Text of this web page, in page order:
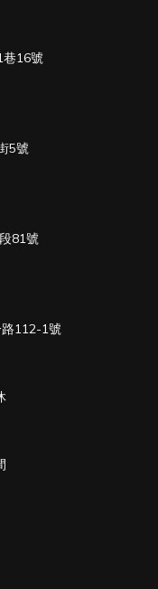
巷16號
5號
81號
112-1號